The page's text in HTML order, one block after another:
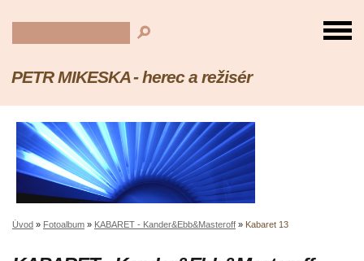
PETR MIKESKA - herec a režisér
Úvod » Fotoalbum » KABARET - Kander&Ebb&Masteroff » Kabaret 13